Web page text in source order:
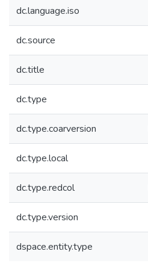
dc.language.iso
dc.source
dc.title
dc.type
dc.type.coarversion
dc.type.local
dc.type.redcol
dc.type.version
dspace.entity.type